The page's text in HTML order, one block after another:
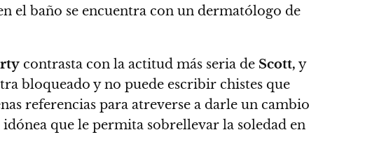
el baño se encuentra con un dermatólogo de
contrasta con la actitud más seria de Scott, y
bloqueado y no puede escribir chistes que
referencias para atreverse a darle un cambio
que le permita sobrellevar la soledad en